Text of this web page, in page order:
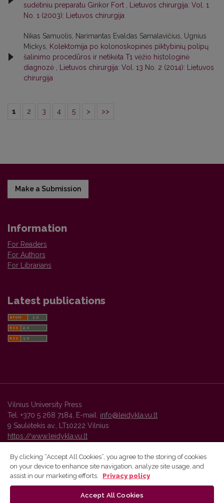
sudėtiniu preparatu Ginkor Fort
Lietuvos chirurgija: Vol. 1
No. 1 (2003): Lietuvos chirurgija
Nikas Samuolis, Narimantas Evaldas Samalavičius, Ugnius
Mickys,
Kolektomija po kolonoskopinės piktybinių polipų
šalinimo procedūros ir netikėta T1 vėžio histologinė
diagnozė
Lietuvos chirurgija: Vol. 13 No. 2 (2014): Lietuvos
chirurgija
1 2 3 4 5 > >>
Make a Submission
Information
For Readers
For Authors
For Librarians
Latest publications
Vilnius University Press
Tel. +370 5 268 7184, E-mail: info@leidykla.vu.lt
9 Saulėtekis av., LT10222 Vilnius
https://www.leidykla.vu.lt
Vilnius University Press platform and metadata are distributed by
By clicking “Accept All Cookies”, you agree to the storing of cookies
on your device to enhance site navigation, analyze site usage, and
assist in our marketing efforts.
Privacy policy
Accept All Cookies